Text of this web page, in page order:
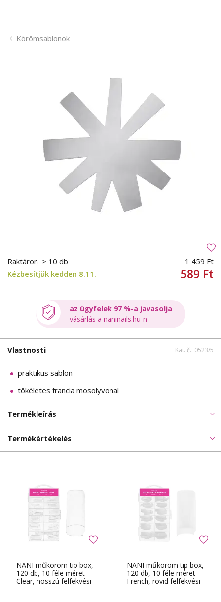
Körömsablonok
Raktáron > 10 db
Kézbesítjük kedden 8.11.
1 459 Ft
589 Ft
az ügyfelek 97 %-a javasolja
vásárlás a naninails.hu-n
Vlastnosti Kat. č.: 0523/5
praktikus sablon
tökéletes francia mosolyvonal
Termékleírás
Termékértékelés
NANI műköröm tip box,
120 db, 10 féle méret –
Clear, hosszú felfekvési
NANI műköröm tip box,
120 db, 10 féle méret –
French, rövid felfekvési